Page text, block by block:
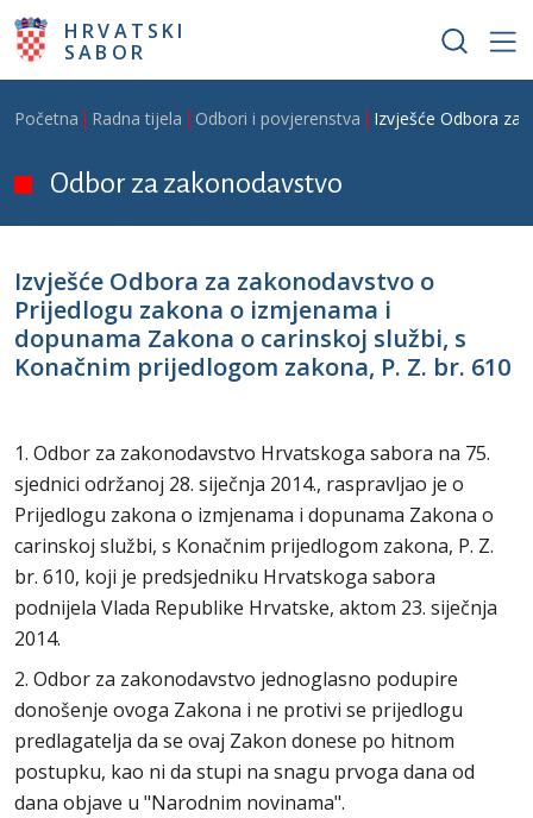
Skoči na glavni sadržaj
HRVATSKI
SABOR
Breadcrumb
Početna Radna tijela Odbori i povjerenstva Izvješće Odbora za
Odbor za zakonodavstvo
Izvješće Odbora za zakonodavstvo o
Prijedlogu zakona o izmjenama i
dopunama Zakona o carinskoj službi, s
Konačnim prijedlogom zakona, P. Z. br. 610
1. Odbor za zakonodavstvo Hrvatskoga sabora na 75.
sjednici održanoj 28. siječnja 2014., raspravljao je o
Prijedlogu zakona o izmjenama i dopunama Zakona o
carinskoj službi, s Konačnim prijedlogom zakona, P. Z.
br. 610, koji je predsjedniku Hrvatskoga sabora
podnijela Vlada Republike Hrvatske, aktom 23. siječnja
2014.
2. Odbor za zakonodavstvo jednoglasno podupire
donošenje ovoga Zakona i ne protivi se prijedlogu
predlagatelja da se ovaj Zakon donese po hitnom
postupku, kao ni da stupi na snagu prvoga dana od
dana objave u "Narodnim novinama".